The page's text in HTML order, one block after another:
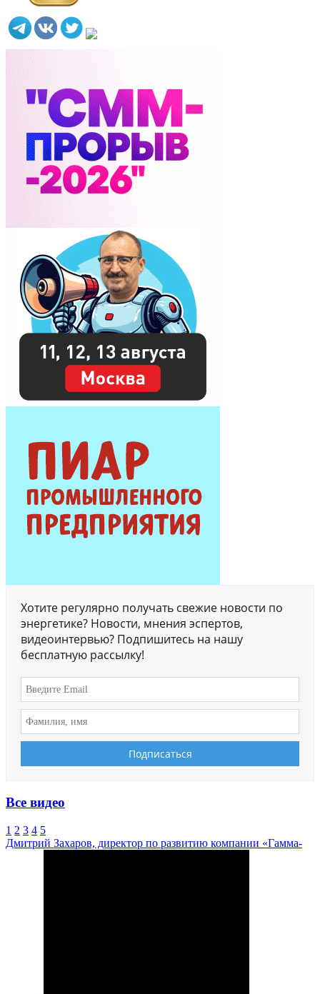
Хотите регулярно получать свежие новости по
энергетике? Новости, мнения эспертов,
видеоинтервью? Подпишитесь на нашу
бесплатную рассылку!
Все видео
1 2 3 4 5
Дмитрий Захаров, директор по развитию компании «Гамма-